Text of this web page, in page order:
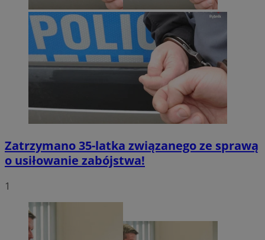
Zatrzymano 35-latka związanego ze sprawą
o usiłowanie zabójstwa!
1